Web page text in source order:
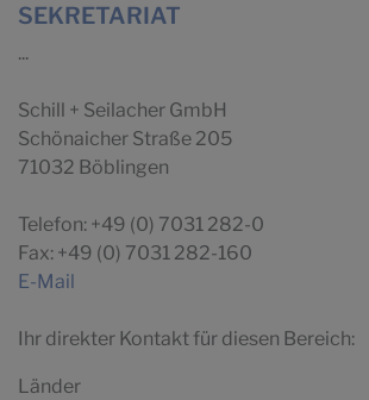
SEKRETARIAT
...
Schill + Seilacher GmbH
Schönaicher Straße 205
71032 Böblingen
Telefon: +49 (0) 7031 282-0
Fax: +49 (0) 7031 282-160
E-Mail
Ihr direkter Kontakt für diesen Bereich:
Länder